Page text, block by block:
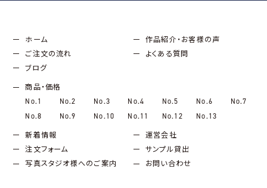
ホーム
作品紹介・お客様の声
ご注文の流れ
よくある質問
ブログ
商品・価格
No.1
No.2 No.3 No.4 No.5 No.6
No.7
No.8
No.9 No.10 No.11 No.12 No.13
新着情報
運営会社
注文フォーム
サンプル貸出
写真スタジオ様へのご案内
お問い合わせ